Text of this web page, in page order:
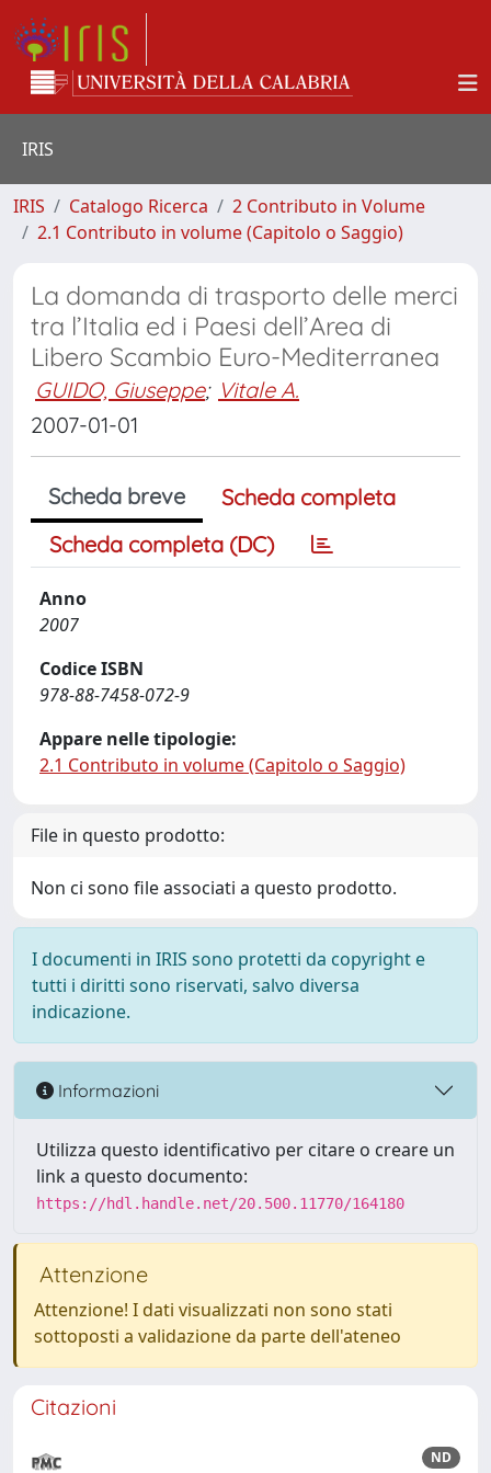
IRIS
IRIS Catalogo Ricerca
2 Contributo in Volume
2.1 Contributo in volume (Capitolo o Saggio)
La domanda di trasporto delle merci
tra l’Italia ed i Paesi dell’Area di
Libero Scambio Euro-Mediterranea
GUIDO, Giuseppe; Vitale A.
2007-01-01
Scheda breve
Scheda completa
Scheda completa (DC)
Anno
2007
Codice ISBN
978-88-7458-072-9
Appare nelle tipologie:
2.1 Contributo in volume (Capitolo o Saggio)
File in questo prodotto:
Non ci sono file associati a questo prodotto.
I documenti in IRIS sono protetti da copyright e
tutti i diritti sono riservati, salvo diversa
indicazione.
Informazioni
Utilizza questo identificativo per citare o creare un
link a questo documento:
https://hdl.handle.net/20.500.11770/164180
Attenzione
Attenzione! I dati visualizzati non sono stati
sottoposti a validazione da parte dell'ateneo
Citazioni
ND